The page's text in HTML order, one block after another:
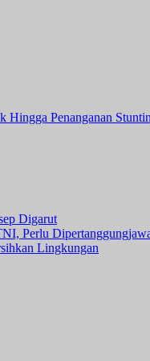
Hingga Penanganan
Digarut
Perlu
Lingkungan